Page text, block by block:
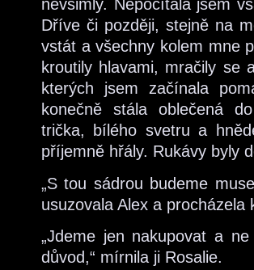
nevšimly. Nepočítala jsem
Dříve či později, stejně na
vstát a všechny kolem mne
kroutily hlavami, mračily se
kterých jsem začínala
konečně stála oblečená
trička, bílého svetru a
příjemně hřály. Rukávy byly
„S tou sádrou budeme
usuzovala Alex a procházela
„Jdeme jen nakupovat a
důvod,“ mírnila ji Rosalie.